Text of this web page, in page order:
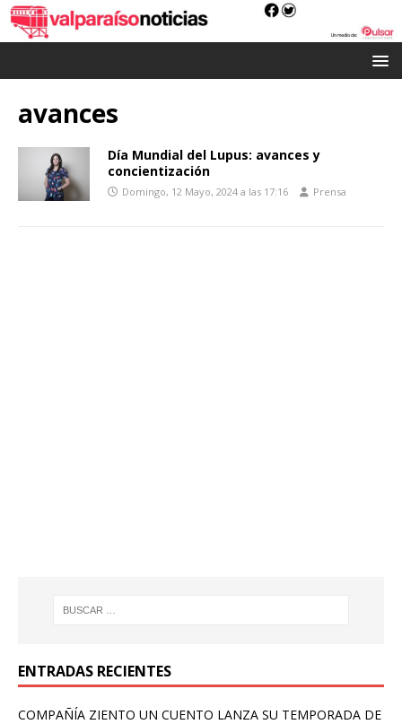
avances
Día Mundial del Lupus: avances y
concientización
Domingo, 12 Mayo, 2024 a las 17:16 Prensa
ENTRADAS RECIENTES
COMPAÑÍA ZIENTO UN CUENTO LANZA SU TEMPORADA DE